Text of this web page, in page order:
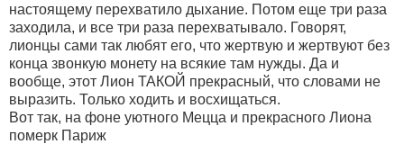
настоящему перехватило дыхание. Потом еще три раза
заходила, и все три раза перехватывало. Говорят,
лионцы сами так любят его, что жертвую и жертвуют без
конца звонкую монету на всякие там нужды. Да и
вообще, этот Лион ТАКОЙ прекрасный, что словами не
выразить. Только ходить и восхищаться.
Вот так, на фоне уютного Мецца и прекрасного Лиона
померк Париж